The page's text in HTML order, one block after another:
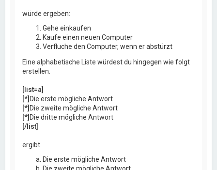
würde ergeben:
Gehe einkaufen
Kaufe einen neuen Computer
Verfluche den Computer, wenn er abstürzt
Eine alphabetische Liste würdest du hingegen wie folgt
erstellen:
[list=a]
[*] Die erste mögliche Antwort
[*] Die zweite mögliche Antwort
[*] Die dritte mögliche Antwort
[/list]
ergibt
Die erste mögliche Antwort